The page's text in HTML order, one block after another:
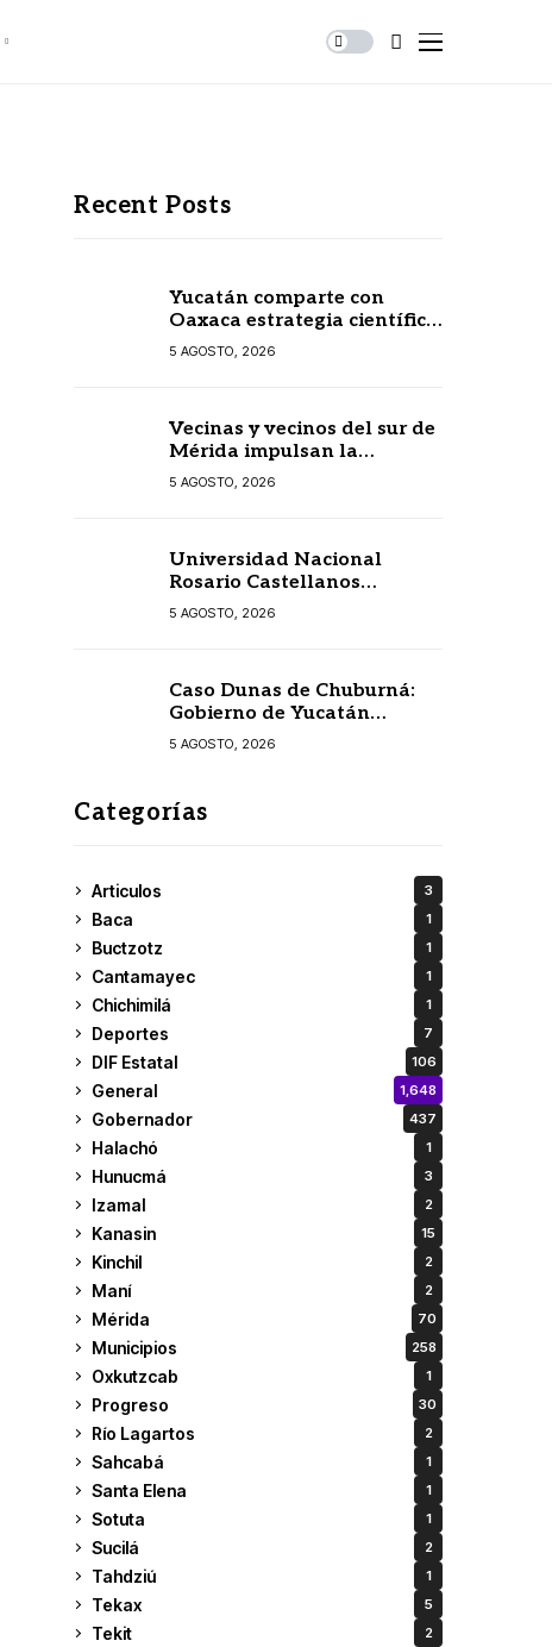
Recent Posts
Yucatán comparte con
Oaxaca estrategia científica
para prevenir
enfermedades transmitidas
5 AGOSTO, 2026
Vecinas y vecinos del sur de
Mérida impulsan la
recuperación de espacios
comunitarios
5 AGOSTO, 2026
Universidad Nacional
Rosario Castellanos
extiende convocatoria de
ingreso al 31 de agosto
5 AGOSTO, 2026
Caso Dunas de Chuburná:
Gobierno de Yucatán
detalla el expediente y
confirma revisión de
5 AGOSTO, 2026
Categorías
Articulos 3
Baca 1
Buctzotz 1
Cantamayec 1
Chichimilá 1
Deportes 7
DIF Estatal 106
General 1,648
Gobernador 437
Halachó 1
Hunucmá 3
Izamal 2
Kanasin 15
Kinchil 2
Maní 2
Mérida 70
Municipios 258
Oxkutzcab 1
Progreso 30
Río Lagartos 2
Sahcabá 1
Santa Elena 1
Sotuta 1
Sucilá 2
Tahdziú 1
Tekax 5
Tekit 2